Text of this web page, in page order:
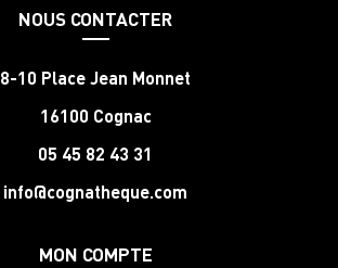
NOUS CONTACTER
8-10 Place Jean Monnet
16100 Cognac
05 45 82 43 31
info@cognatheque.com
MON COMPTE